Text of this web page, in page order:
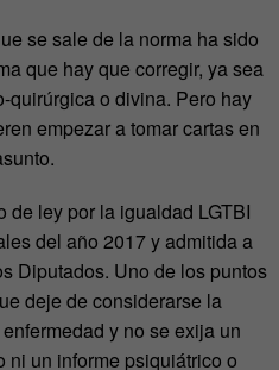
se sale de la norma ha sido
que hay que corregir, ya sea
quirúrgica o divina. Pero hay
empezar a tomar cartas en
de ley por la igualdad LGTBI
del año 2017 y admitida a
Diputados. Uno de los puntos
deje de considerarse la
y no se exija un
ni un informe psiquiátrico o